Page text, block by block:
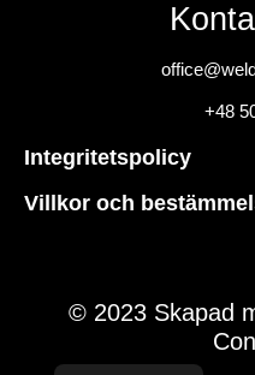
+48
Integritetspolicy
Villkor och
© 2023 Skapad